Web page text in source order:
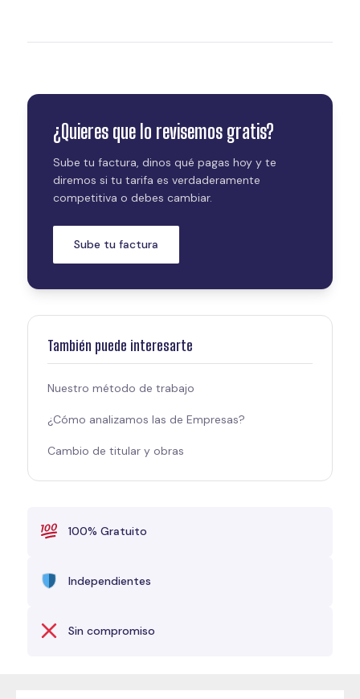
¿Quieres que lo revisemos gratis?
Sube tu factura, dinos qué pagas hoy y te
diremos si tu tarifa es verdaderamente
competitiva o debes cambiar.
Sube tu factura
También puede interesarte
Nuestro método de trabajo
¿Cómo analizamos las de Empresas?
Cambio de titular y obras
100% Gratuito
Independientes
Sin compromiso